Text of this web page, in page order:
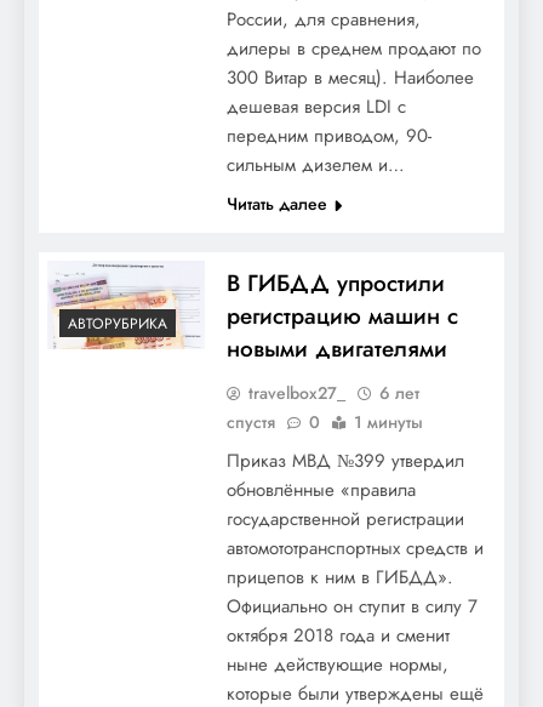
России, для сравнения,
дилеры в среднем продают по
300 Витар в месяц). Наиболее
дешевая версия LDI с
передним приводом, 90-
сильным дизелем и…
Читать далее
АВТОРУБРИКА
В ГИБДД упростили
регистрацию машин с
новыми двигателями
travelbox27_
6 лет
спустя
0 1 минуты
Приказ МВД №399 утвердил
обновлённые «правила
государственной регистрации
автомототранспортных средств и
прицепов к ним в ГИБДД».
Официально он ступит в силу 7
октября 2018 года и сменит
ныне действующие нормы,
которые были утверждены ещё